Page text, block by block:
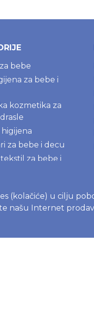
bebe
za bebe i
kozmetika za
higijena
za bebe i decu
za bebe i
za bebe i
kupatilo
(kolačiće) u cilju
našu Internet